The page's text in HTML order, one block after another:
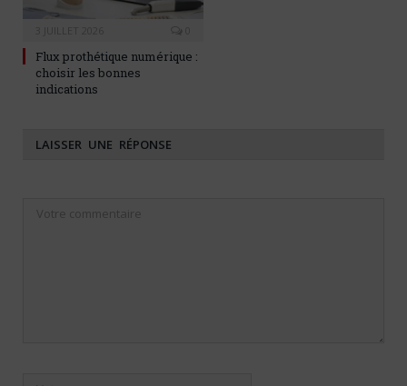
Flux prothétique numérique :
choisir les bonnes
indications
LAISSER UNE RÉPONSE